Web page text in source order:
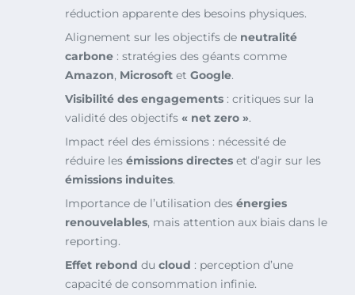
réduction apparente des besoins physiques.
Alignement sur les objectifs de neutralité
carbone : stratégies des géants comme
Amazon, Microsoft et Google.
Visibilité des engagements : critiques sur la
validité des objectifs « net zero ».
Impact réel des émissions : nécessité de
réduire les émissions directes et d’agir sur les
émissions induites.
Importance de l’utilisation des énergies
renouvelables, mais attention aux biais dans le
reporting.
Effet rebond du cloud : perception d’une
capacité de consommation infinie.